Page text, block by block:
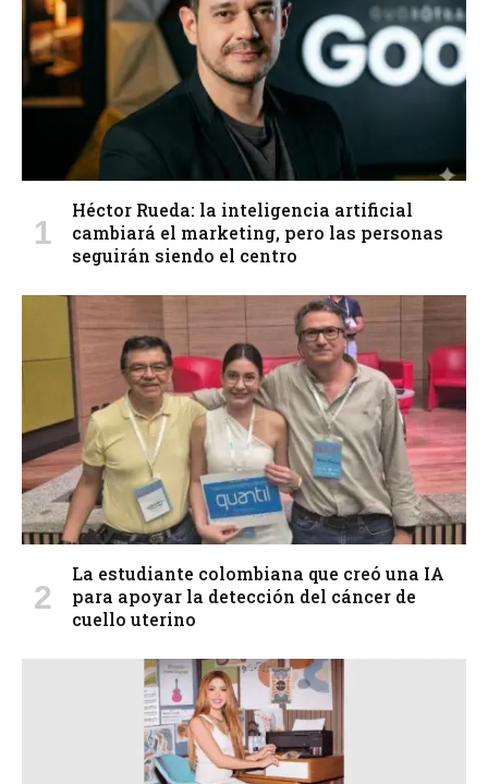
Héctor Rueda: la inteligencia artificial
cambiará el marketing, pero las personas
seguirán siendo el centro
La estudiante colombiana que creó una IA
para apoyar la detección del cáncer de
cuello uterino